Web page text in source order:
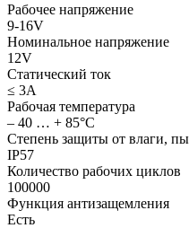
Рабочее напряжение
9-16V
Номинальное напряжение
12V
Статический ток
≤ 3А
Рабочая температура
– 40 … + 85°С
Степень защиты от влаги,
IP57
Количество рабочих циклов
100000
Функция антизащемления
Есть